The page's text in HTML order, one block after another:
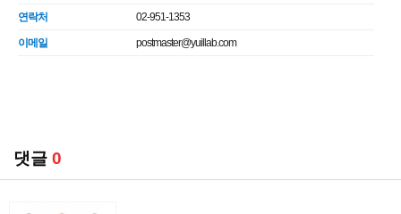
연락처 02-951-1353
이메일 postmaster@yuillab.com
댓글 0